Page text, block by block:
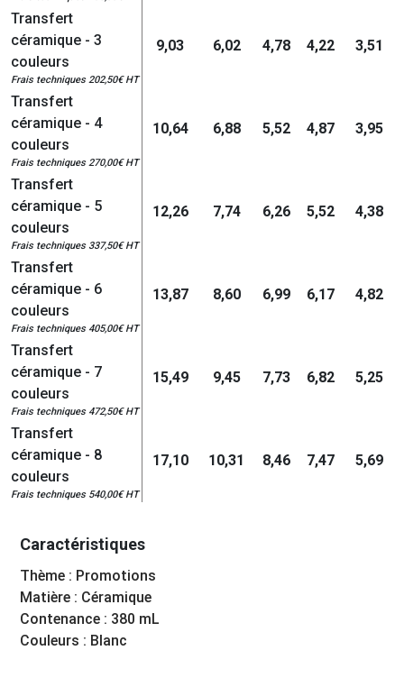
Transfert
céramique - 3
couleurs
Frais techniques 202,50€ HT
9,03 6,02 4,78 4,22 3,51
Transfert
céramique - 4
couleurs
Frais techniques 270,00€ HT
10,64 6,88 5,52 4,87 3,95
Transfert
céramique - 5
couleurs
Frais techniques 337,50€ HT
12,26 7,74 6,26 5,52 4,38
Transfert
céramique - 6
couleurs
Frais techniques 405,00€ HT
13,87 8,60 6,99 6,17 4,82
Transfert
céramique - 7
couleurs
Frais techniques 472,50€ HT
15,49 9,45 7,73 6,82 5,25
Transfert
céramique - 8
couleurs
Frais techniques 540,00€ HT
17,10 10,31 8,46 7,47 5,69
Caractéristiques
Thème : Promotions
Matière : Céramique
Contenance : 380 mL
Couleurs : Blanc